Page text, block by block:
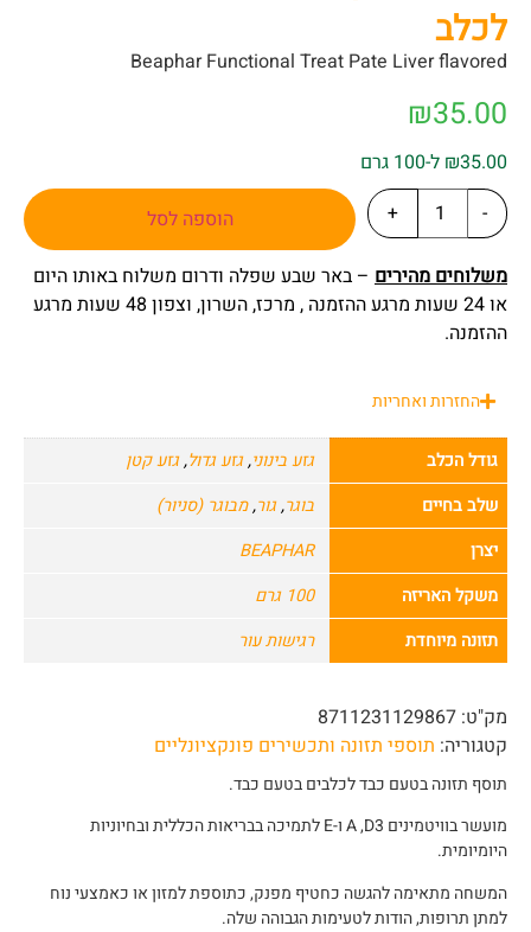
לכלב
Beaphar Functional Treat Pate Liver flavored
₪35.00
₪35.00 ל-100 גרם
-
+
הוספה לסל
משלוחים מהירים – באר שבע שפלה ודרום משלוח באותו היום
או 24 שעות מרגע ההזמנה , מרכז, השרון, וצפון 48 שעות מרגע
ההזמנה.
החזרות ואחריות
גודל הכלב גזע בינוני,גזע גדול,גזע קטן
שלב בחיים
בוגר,גור,מבוגר (סניור)
יצרן
BEAPHAR
משקל האריזה
100 גרם
תזונה מיוחדת
רגישות עור
מק"ט: 8711231129867
קטגוריה: תוספי תזונה ותכשירים פונקציונליים
תוסף תזונה בטעם כבד לכלבים בטעם כבד.
מועשר בוויטמינים A ,D3 ו-E לתמיכה בבריאות הכללית ובחיוניות
היומיומית.
המשחה מתאימה להגשה כחטיף מפנק, כתוספת למזון או כאמצעי נוח
למתן תרופות, הודות לטעימות הגבוהה שלה.